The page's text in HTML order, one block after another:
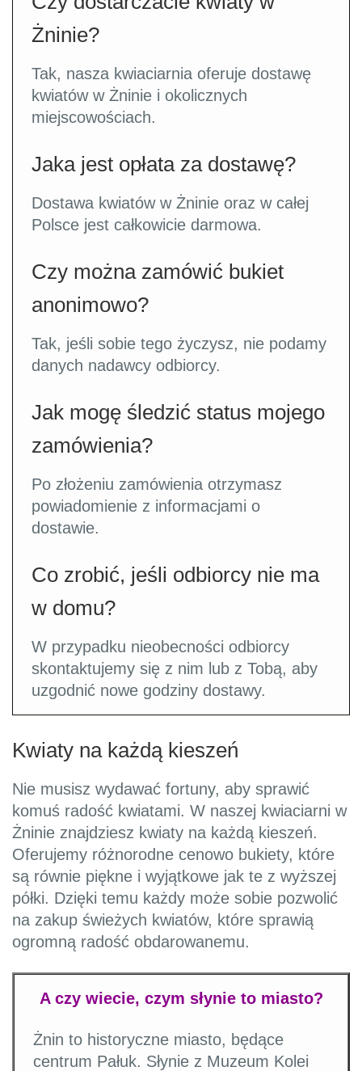
Żninie?
Tak, nasza kwiaciarnia oferuje dostawę
kwiatów w Żninie i okolicznych
miejscowościach.
Jaka jest opłata za dostawę?
Dostawa kwiatów w Żninie oraz w całej
Polsce jest całkowicie darmowa.
Czy można zamówić bukiet
anonimowo?
Tak, jeśli sobie tego życzysz, nie podamy
danych nadawcy odbiorcy.
Jak mogę śledzić status mojego
zamówienia?
Po złożeniu zamówienia otrzymasz
powiadomienie z informacjami o
dostawie.
Co zrobić, jeśli odbiorcy nie ma
w domu?
W przypadku nieobecności odbiorcy
skontaktujemy się z nim lub z Tobą, aby
uzgodnić nowe godziny dostawy.
Kwiaty na każdą kieszeń
Nie musisz wydawać fortuny, aby sprawić
komuś radość kwiatami. W naszej kwiaciarni w
Żninie znajdziesz kwiaty na każdą kieszeń.
Oferujemy różnorodne cenowo bukiety, które
są równie piękne i wyjątkowe jak te z wyższej
półki. Dzięki temu każdy może sobie pozwolić
na zakup świeżych kwiatów, które sprawią
ogromną radość obdarowanemu.
A czy wiecie, czym słynie to miasto?
Żnin to historyczne miasto, będące
centrum Pałuk. Słynie z Muzeum Kolei